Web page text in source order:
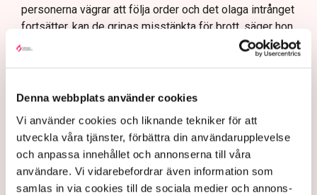
Denna webbplats använder cookies
Vi använder cookies och liknande tekniker för att
utveckla våra tjänster, förbättra din användarupplevelse
och anpassa innehållet och annonserna till våra
användare. Vi vidarebefordrar även information som
samlas in via cookies till de sociala medier och annons-
personerna vägrar att följa order och det olaga intrånget
fortsätter, kan de gripas misstänkta för brott, säger hon.
Samtidigt menar Anna-Lena Mann att polisens uppgift
är att vara opartisk, att följa lagstiftningen och att
frågan.
Rätten har sina gränser
En sådan aspekt är att Grimsås mosse räknas juridiskt
som natur- och våtmark, inte som ett inhägnat
industriområde. Det innebär att allemansrätten i